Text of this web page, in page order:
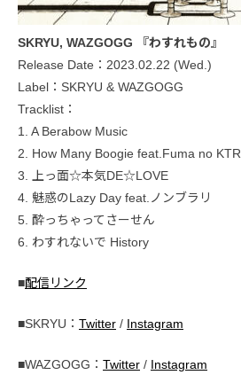
SKRYU, WAZGOGG 『わすれもの』
Release Date：2023.02.22 (Wed.)
Label：SKRYU & WAZGOGG
Tracklist：
1. A Berabow Music
2. How Many Boogie feat.Fuma no KTR
3. 上っ面☆本気DE☆LOVE
4. 魅惑のLazy Day feat.ノンブラリ
5. 酔っちゃってさーせん
6. わすれないで History
■配信リンク
■SKRYU： Twitter / Instagram
■WAZGOGG： Twitter / Instagram